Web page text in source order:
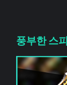
풍부한 스